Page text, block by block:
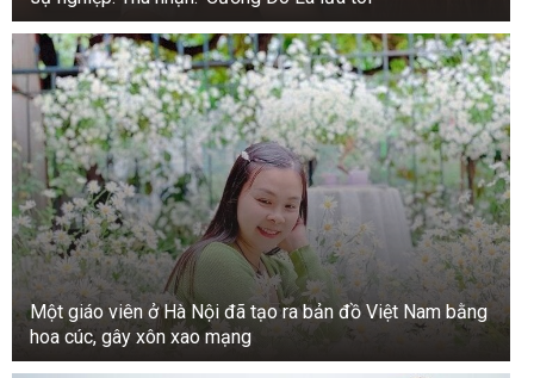
một chiếc đèn làm bằng dầu ghee.
Đây có thể là một thực hành rất có lợi.
Một giáo viên ở Hà Nội đã tạo ra bản đồ Việt Nam bằng
hoa cúc, gây xôn xao mạng